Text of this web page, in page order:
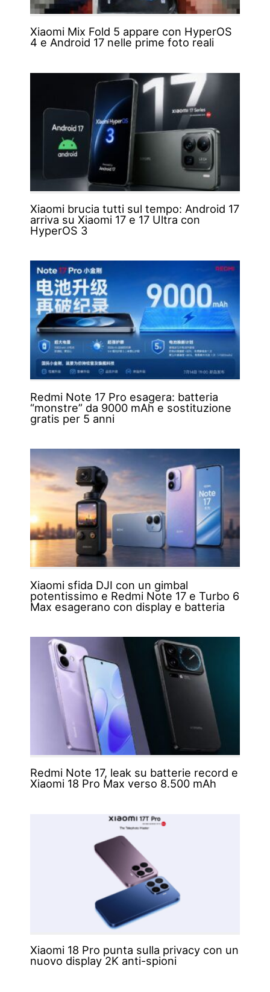
Xiaomi Mix Fold 5 appare con HyperOS
4 e Android 17 nelle prime foto reali
Xiaomi brucia tutti sul tempo: Android 17
arriva su Xiaomi 17 e 17 Ultra con
HyperOS 3
Redmi Note 17 Pro esagera: batteria
“monstre” da 9000 mAh e sostituzione
gratis per 5 anni
Xiaomi sfida DJI con un gimbal
potentissimo e Redmi Note 17 e Turbo 6
Max esagerano con display e batteria
Redmi Note 17, leak su batterie record e
Xiaomi 18 Pro Max verso 8.500 mAh
Xiaomi 18 Pro punta sulla privacy con un
nuovo display 2K anti-spioni